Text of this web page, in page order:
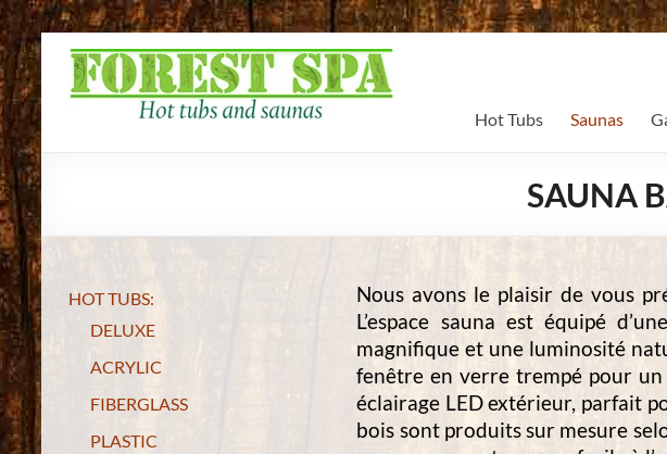
Skip
content
FOREST
saunas
Hot Tubs Saunas
SAUNA
Nous avons le plaisir de vous
L’espace sauna est équipé
magnifique et une luminosité
fenêtre en verre trempé pour
éclairage LED extérieur, parfait
bois sont produits sur mesure
HOT TUBS:
DELUXE
ACRYLIC
FIBERGLASS
PLASTIC